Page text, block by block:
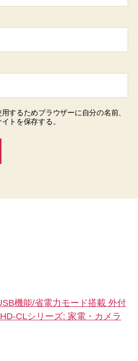
するためブラウザーに自分の名前、
トを保存する。
機能/省電力モード搭載 外付
CLシリーズ: 家電・カメラ